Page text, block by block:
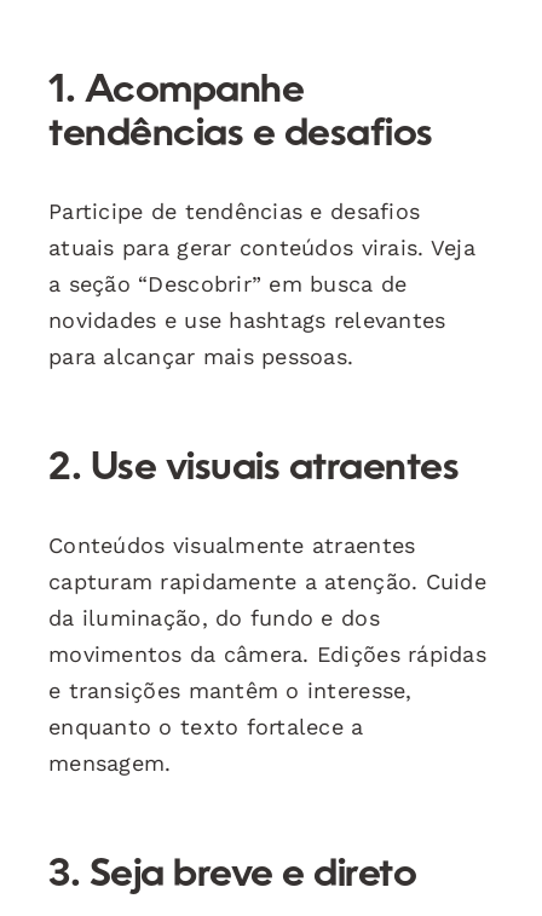
1. Acompanhe
tendências e desafios
Participe de tendências e desafios
atuais para gerar conteúdos virais. Veja
a seção “Descobrir” em busca de
novidades e use hashtags relevantes
para alcançar mais pessoas.
2. Use visuais atraentes
Conteúdos visualmente atraentes
capturam rapidamente a atenção. Cuide
da iluminação, do fundo e dos
movimentos da câmera. Edições rápidas
e transições mantêm o interesse,
enquanto o texto fortalece a
mensagem.
3. Seja breve e direto